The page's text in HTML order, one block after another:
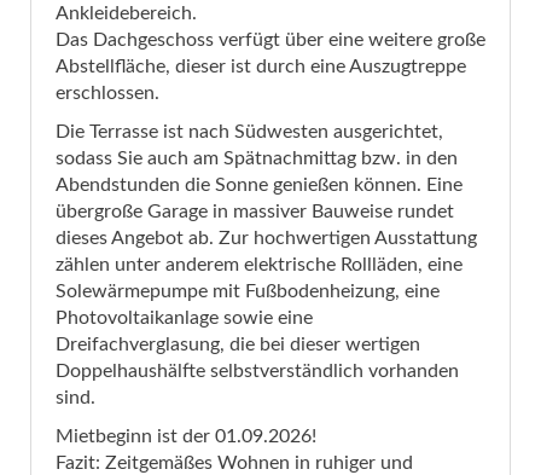
Ankleidebereich.
Das Dachgeschoss verfügt über eine weitere große
Abstellfläche, dieser ist durch eine Auszugtreppe
erschlossen.
Die Terrasse ist nach Südwesten ausgerichtet,
sodass Sie auch am Spätnachmittag bzw. in den
Abendstunden die Sonne genießen können. Eine
übergroße Garage in massiver Bauweise rundet
dieses Angebot ab. Zur hochwertigen Ausstattung
zählen unter anderem elektrische Rollläden, eine
Solewärmepumpe mit Fußbodenheizung, eine
Photovoltaikanlage sowie eine
Dreifachverglasung, die bei dieser wertigen
Doppelhaushälfte selbstverständlich vorhanden
sind.
Mietbeginn ist der 01.09.2026!
Fazit: Zeitgemäßes Wohnen in ruhiger und